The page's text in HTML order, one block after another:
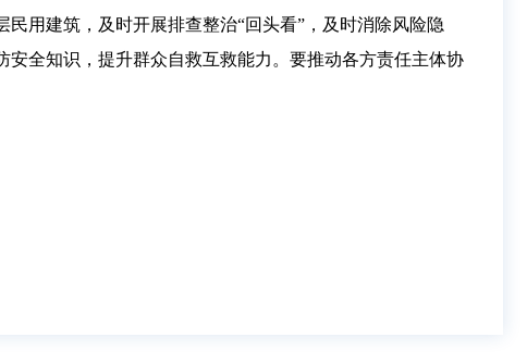
用建筑，及时开展排查整治“回头看”，及时消除风险隐
全知识，提升群众自救互救能力。要推动各方责任主体协